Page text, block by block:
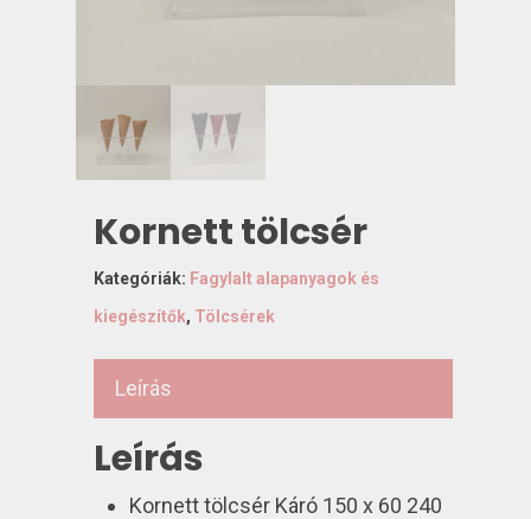
Kornett tölcsér
Kategóriák: Fagylalt alapanyagok és
kiegészítők, Tölcsérek
Leírás
Leírás
Kornett tölcsér Káró 150 x 60 240